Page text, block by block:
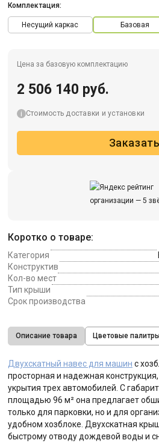
Комплектация:
Несущий каркас Базовая
Коротко о товаре:
Категория
Конструктив
Кол-во мест
Тип крыши
Срок производства
Цена за базовую комплектацию
2 506 140 руб.
Стоимость доставки и установки
Заказать
Описание товара Цветовые
Двухскатный навес для машин с
просторная и надежная
укрытия трех автомобилей. С
площадью 96 м² она предлагает
только для парковки, но и для
удобном хозблоке. Двухскатная
быстрому отводу дождевой воды и